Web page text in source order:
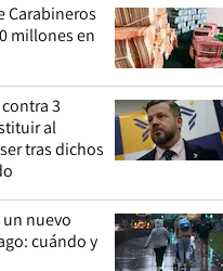
Carabineros
millones en
3
al
tras dichos
nuevo
cuándo y